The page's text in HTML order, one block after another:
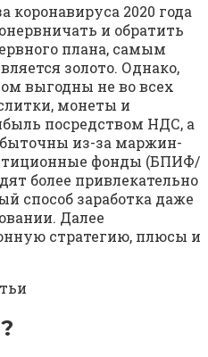
коронавируса 2020 года
и обратить
плана, самым
золото. Однако,
выгодны не во всех
монеты и
посредством НДС, а
из-за маржин-
фонды (БПИФ/
более привлекательно
способ заработка даже
Далее
стратегию, плюсы и